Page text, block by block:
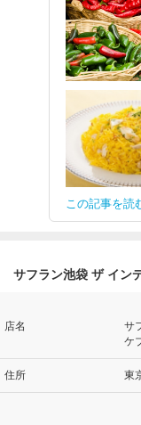
この記事を読
サフラン池袋 ザ イン
店名
サ
ケ
住所 東